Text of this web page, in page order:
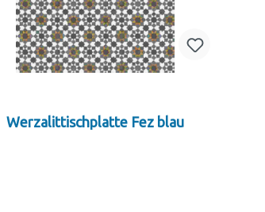
Werzalittischplatte Fez blau